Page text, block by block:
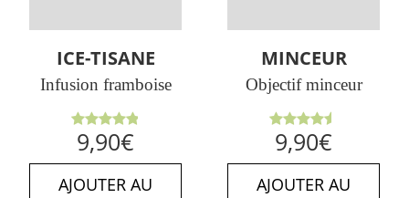
ICE-TISANE
Infusion framboise
Note
4.86sur
5
9,90€
AJOUTER AU
MINCEUR
Objectif minceur
Note
4.50sur
5
9,90€
AJOUTER AU